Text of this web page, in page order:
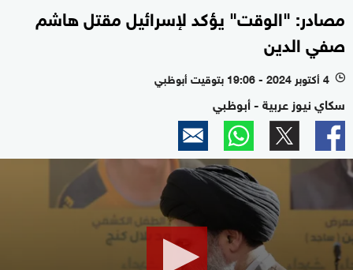
مصادر: "الوقت" يؤكد لإسرائيل مقتل هاشم
صفي الدين
l 4 أكتوبر 2024 - 19:06 بتوقيت أبوظبي
سكاي نيوز عربية - أبوظبي